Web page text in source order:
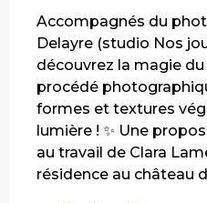
Accompagnés du
Delayre (studio Nos
découvrez la magie
procédé
formes et textures
lumière ! ✨ Une
au travail de Clara
résidence au château